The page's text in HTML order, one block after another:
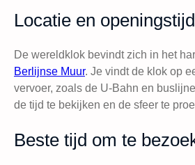
Locatie en
De wereldklok bevindt zich in het
Berlijnse Muur. Je vindt de klok op
vervoer, zoals de U-Bahn en
de tijd te bekijken en de sfeer te
Beste tijd om te